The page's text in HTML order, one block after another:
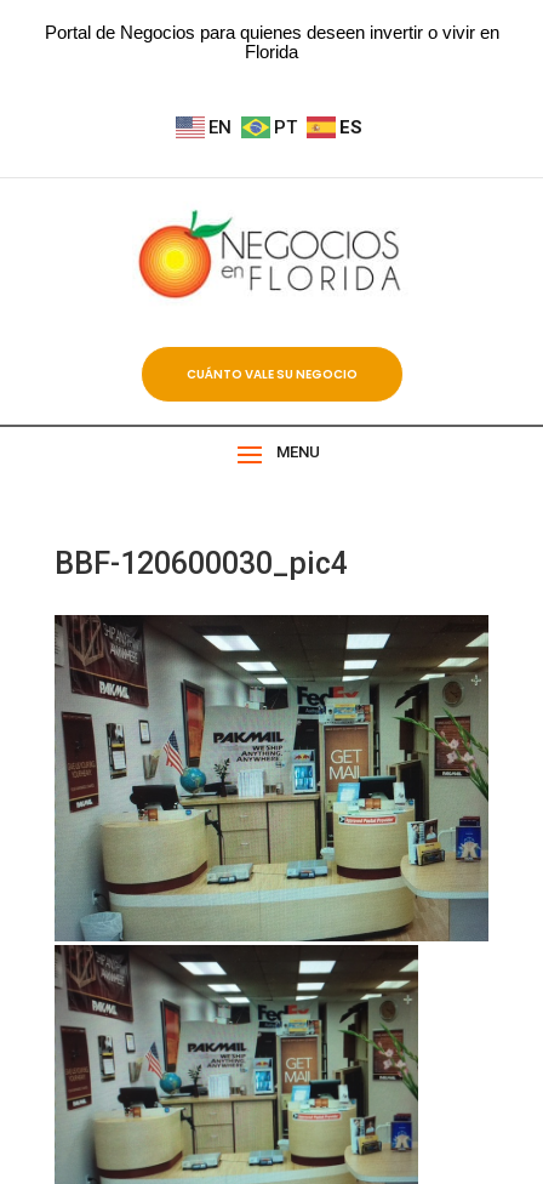
Portal de Negocios para quienes deseen invertir o vivir en
Florida
EN PT ES
CUÁNTO VALE SU NEGOCIO
MENU
BBF-120600030_pic4